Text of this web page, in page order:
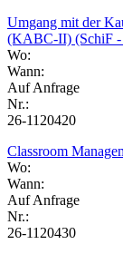
Umgang mit der
(KABC-II) (SchiF -
Wo:
Wann:
Auf Anfrage
Nr.:
26-1120420
Classroom
Wo:
Wann:
Auf Anfrage
Nr.:
26-1120430